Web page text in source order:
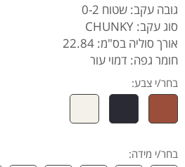
גובה עקב: שטוח 0-2
סוג עקב: CHUNKY
אורך סוליה בס"מ: 22.84
חומר גפה: דמוי עור
בחר/י צבע:
בחר/י מידה: